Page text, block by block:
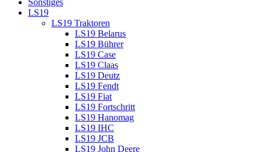
Sonstiges
LS19
LS19 Traktoren
LS19 Belarus
LS19 Bührer
LS19 Case
LS19 Claas
LS19 Deutz
LS19 Fendt
LS19 Fiat
LS19 Fortschritt
LS19 Hanomag
LS19 IHC
LS19 JCB
LS19 John Deere